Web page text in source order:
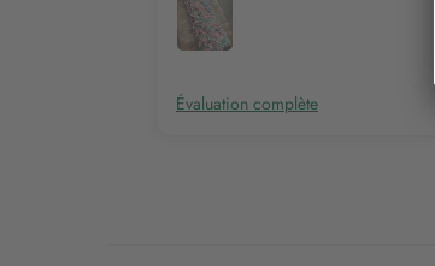
Évaluation complète